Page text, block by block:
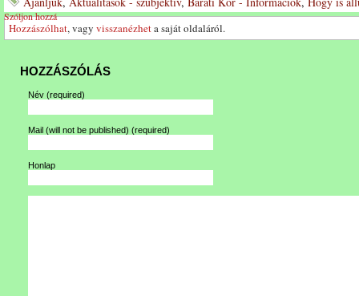
Szóljon hozzá
Hozzászólhat, vagy visszanézheta saját oldaláról.
HOZZÁSZÓLÁS
Név (required)
Mail (will not be published) (required)
Honlap